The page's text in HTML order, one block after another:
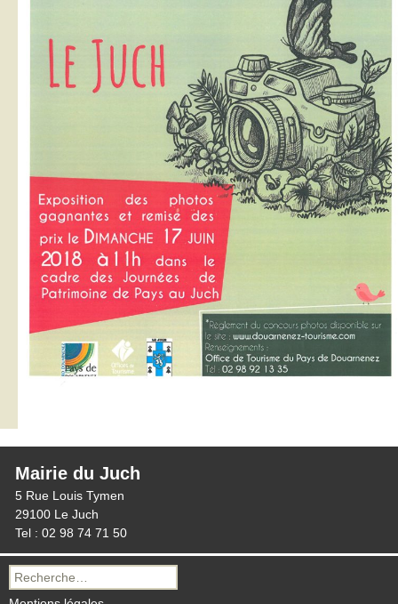
Mairie du Juch
5 Rue Louis Tymen
29100 Le Juch
Tel : 02 98 74 71 50
Recherche
pour :